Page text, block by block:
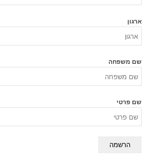
ארגון
שם משפחה
שם פרטי